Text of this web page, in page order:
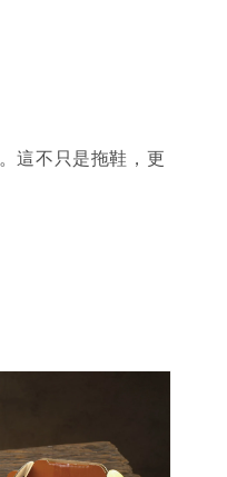
這不只是拖鞋，更